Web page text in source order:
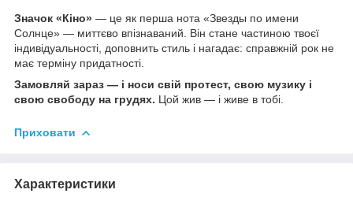
Значок «Кіно» — це як перша нота «Звезды по имени
Солнце» — миттєво впізнаваний. Він стане частиною твоєї
індивідуальності, доповнить стиль і нагадає: справжній рок не
має терміну придатності.
Замовляй зараз — і носи свій протест, свою музику і
свою свободу на грудях. Цой жив — і живе в тобі.
Приховати
Характеристики